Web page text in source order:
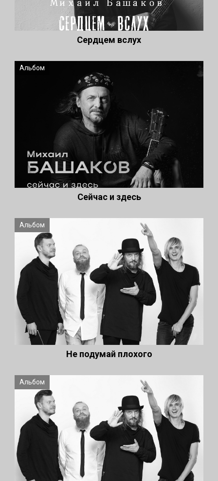
Сердцем вслух
Альбом
Сейчас и здесь
Альбом
Не подумай плохого
Альбом